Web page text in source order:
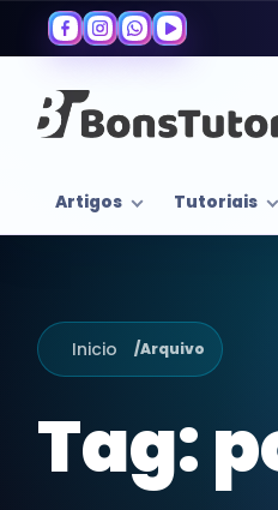
Artigos Tutoriais
Inicio /Arquivo
Tag: